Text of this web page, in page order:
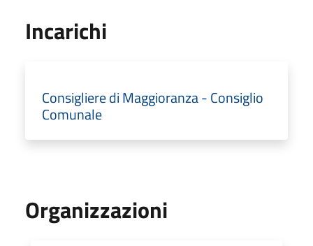
Incarichi
Consigliere di Maggioranza - Consiglio
Comunale
Organizzazioni